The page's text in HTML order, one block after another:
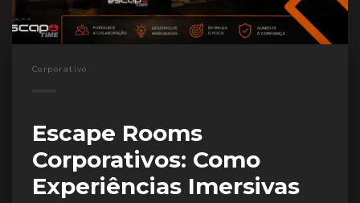
Corporativo
Escape Rooms
Corporativos: Como
Experiências Imersivas